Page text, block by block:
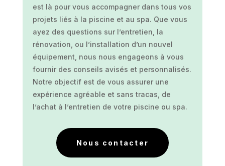
est là pour vous accompagner dans tous vos
projets liés à la piscine et au spa. Que vous
ayez des questions sur l’entretien, la
rénovation, ou l’installation d’un nouvel
équipement, nous nous engageons à vous
fournir des conseils avisés et personnalisés.
Notre objectif est de vous assurer une
expérience agréable et sans tracas, de
l’achat à l’entretien de votre piscine ou spa.
Nous contacter